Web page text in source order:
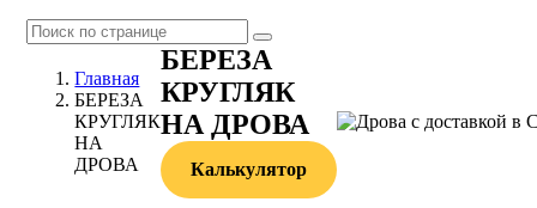
Главная
БЕРЕЗА
КРУГЛЯК
НА
ДРОВА
БЕРЕЗА
КРУГЛЯК
НА ДРОВА
Калькулятор